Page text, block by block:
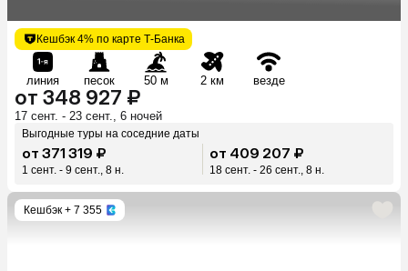
Кешбэк 4% по карте Т-Банка
линия песок 50 м 2 км везде
от 348 927 ₽
17 сент. - 23 сент., 6 ночей
Выгодные туры на соседние даты
от 371 319 ₽
1 сент. - 9 сент., 8 н.
от 409 207 ₽
18 сент. - 26 сент., 8 н.
Кешбэк + 7 355